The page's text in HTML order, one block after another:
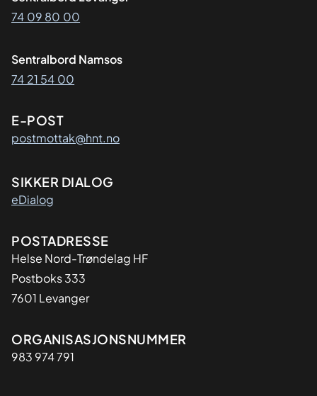
74 09 80 00
Sentralbord Namsos
74 21 54 00
E-POST
postmottak@hnt.no
SIKKER DIALOG
eDialog
Adresse
POSTADRESSE
Helse Nord-Trøndelag HF
Postboks 333
7601 Levanger
Organisasjon
ORGANISASJONSNUMMER
983 974 791